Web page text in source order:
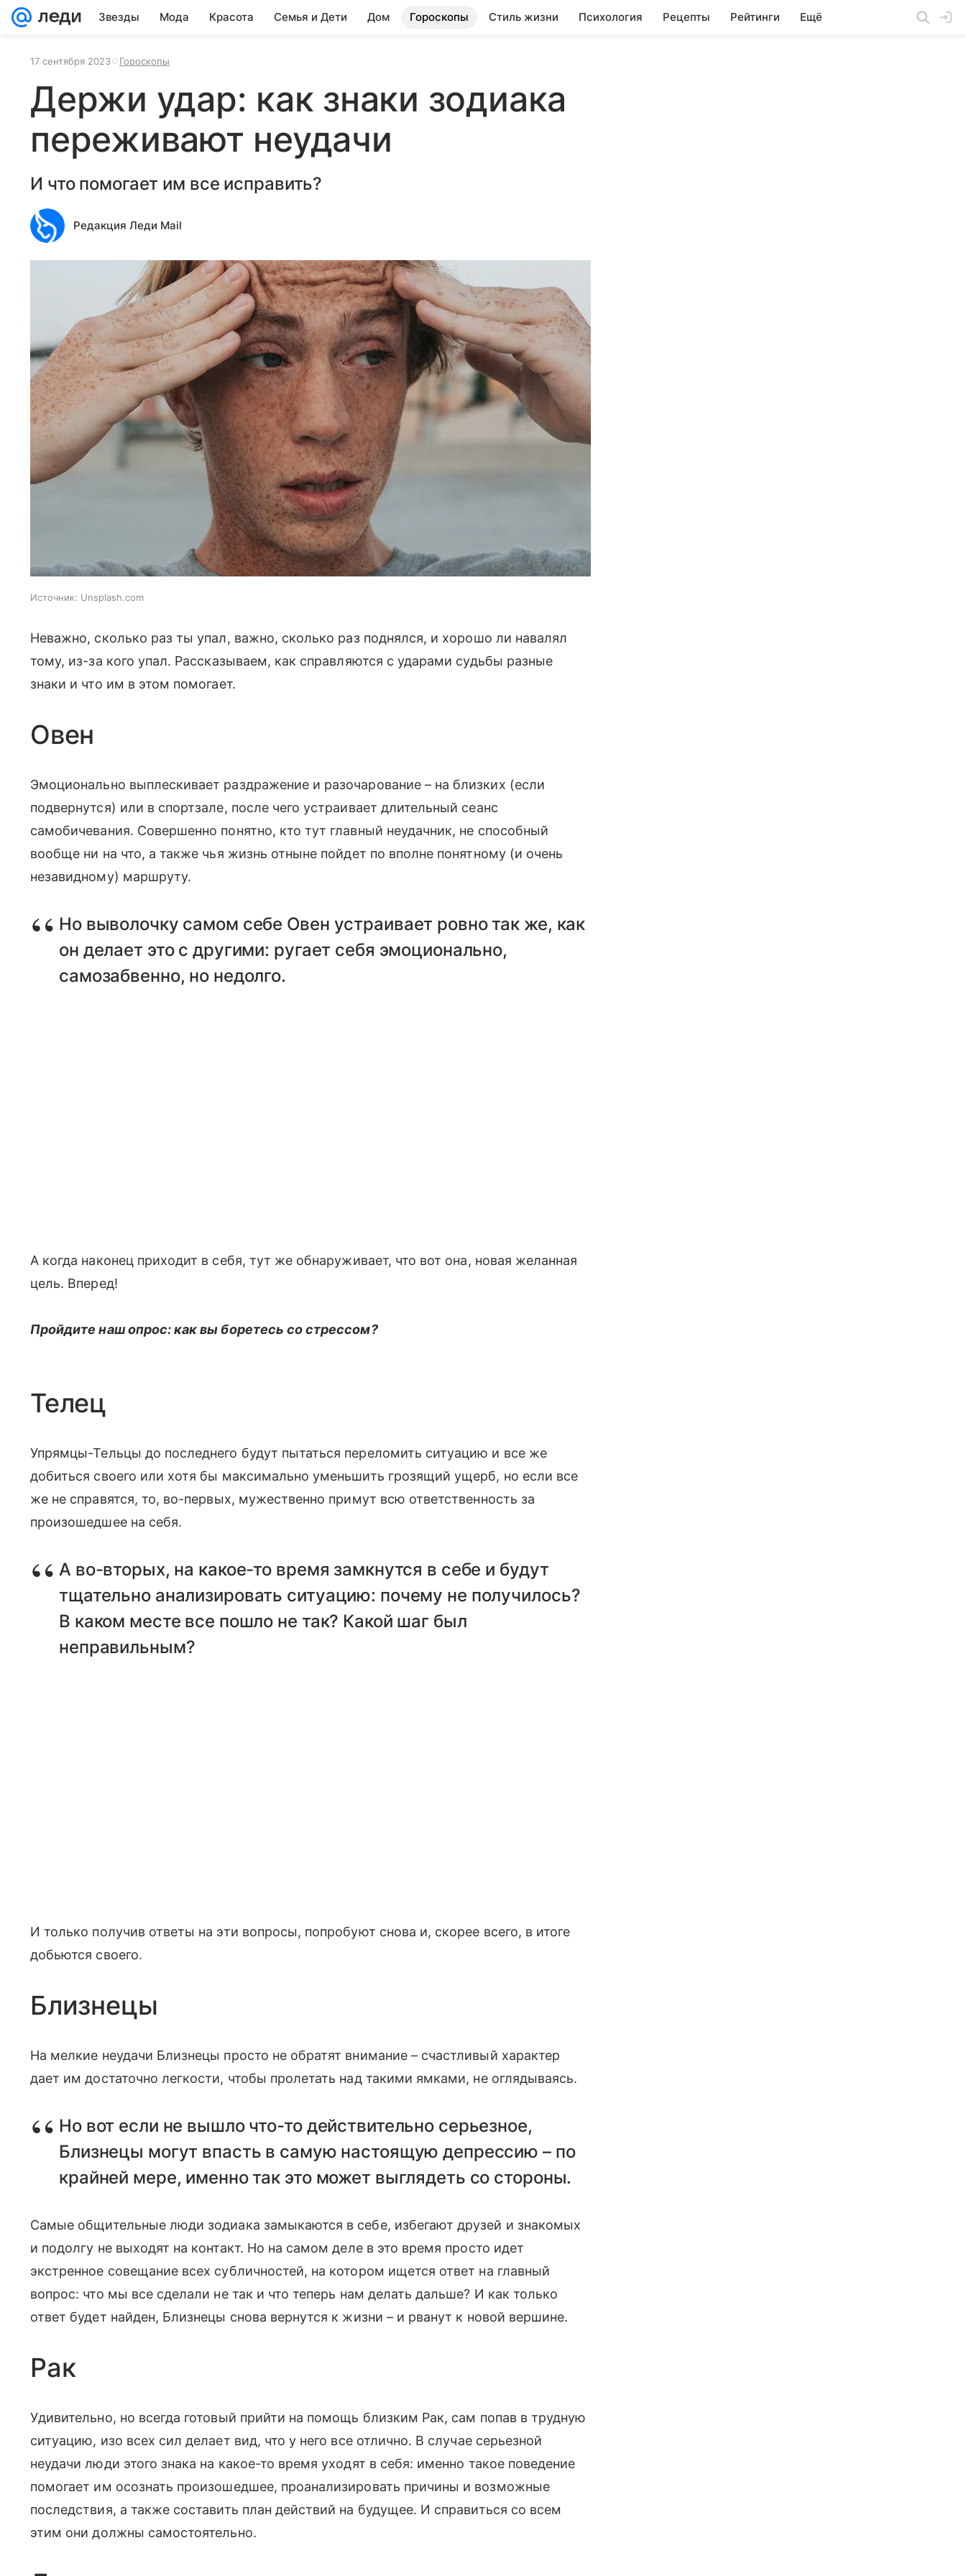
Звезды Мода Красота Семья и Дети Дом Гороскопы Стиль жизни Психология Рецепты Рейтинги Ещё
17 сентября 2023 Гороскопы
Держи удар: как знаки зодиака
переживают неудачи
И что помогает им все исправить?
Редакция Леди Mail
Источник: Unsplash.com
Неважно, сколько раз ты упал, важно, сколько раз поднялся, и хорошо ли навалял
тому, из-за кого упал. Рассказываем, как справляются с ударами судьбы разные
знаки и что им в этом помогает.
Овен
Эмоционально выплескивает раздражение и разочарование – на близких (если
подвернутся) или в спортзале, после чего устраивает длительный сеанс
самобичевания. Совершенно понятно, кто тут главный неудачник, не способный
вообще ни на что, а также чья жизнь отныне пойдет по вполне понятному (и очень
незавидному) маршруту.
Но выволочку самом себе Овен устраивает ровно так же, как
он делает это с другими: ругает себя эмоционально,
самозабвенно, но недолго.
А когда наконец приходит в себя, тут же обнаруживает, что вот она, новая желанная
цель. Вперед!
Пройдите наш опрос: как вы боретесь со стрессом?
Телец
Упрямцы-Тельцы до последнего будут пытаться переломить ситуацию и все же
добиться своего или хотя бы максимально уменьшить грозящий ущерб, но если все
же не справятся, то, во-первых, мужественно примут всю ответственность за
произошедшее на себя.
А во-вторых, на какое-то время замкнутся в себе и будут
тщательно анализировать ситуацию: почему не получилось?
В каком месте все пошло не так? Какой шаг был
неправильным?
И только получив ответы на эти вопросы, попробуют снова и, скорее всего, в итоге
добьются своего.
Близнецы
На мелкие неудачи Близнецы просто не обратят внимание – счастливый характер
дает им достаточно легкости, чтобы пролетать над такими ямками, не оглядываясь.
Но вот если не вышло что-то действительно серьезное,
Близнецы могут впасть в самую настоящую депрессию – по
крайней мере, именно так это может выглядеть со стороны.
Самые общительные люди зодиака замыкаются в себе, избегают друзей и знакомых
и подолгу не выходят на контакт. Но на самом деле в это время просто идет
экстренное совещание всех субличностей, на котором ищется ответ на главный
вопрос: что мы все сделали не так и что теперь нам делать дальше? И как только
ответ будет найден, Близнецы снова вернутся к жизни – и рванут к новой вершине.
Рак
Удивительно, но всегда готовый прийти на помощь близким Рак, сам попав в трудную
ситуацию, изо всех сил делает вид, что у него все отлично. В случае серьезной
неудачи люди этого знака на какое-то время уходят в себя: именно такое поведение
помогает им осознать произошедшее, проанализировать причины и возможные
последствия, а также составить план действий на будущее. И справиться со всем
этим они должны самостоятельно.